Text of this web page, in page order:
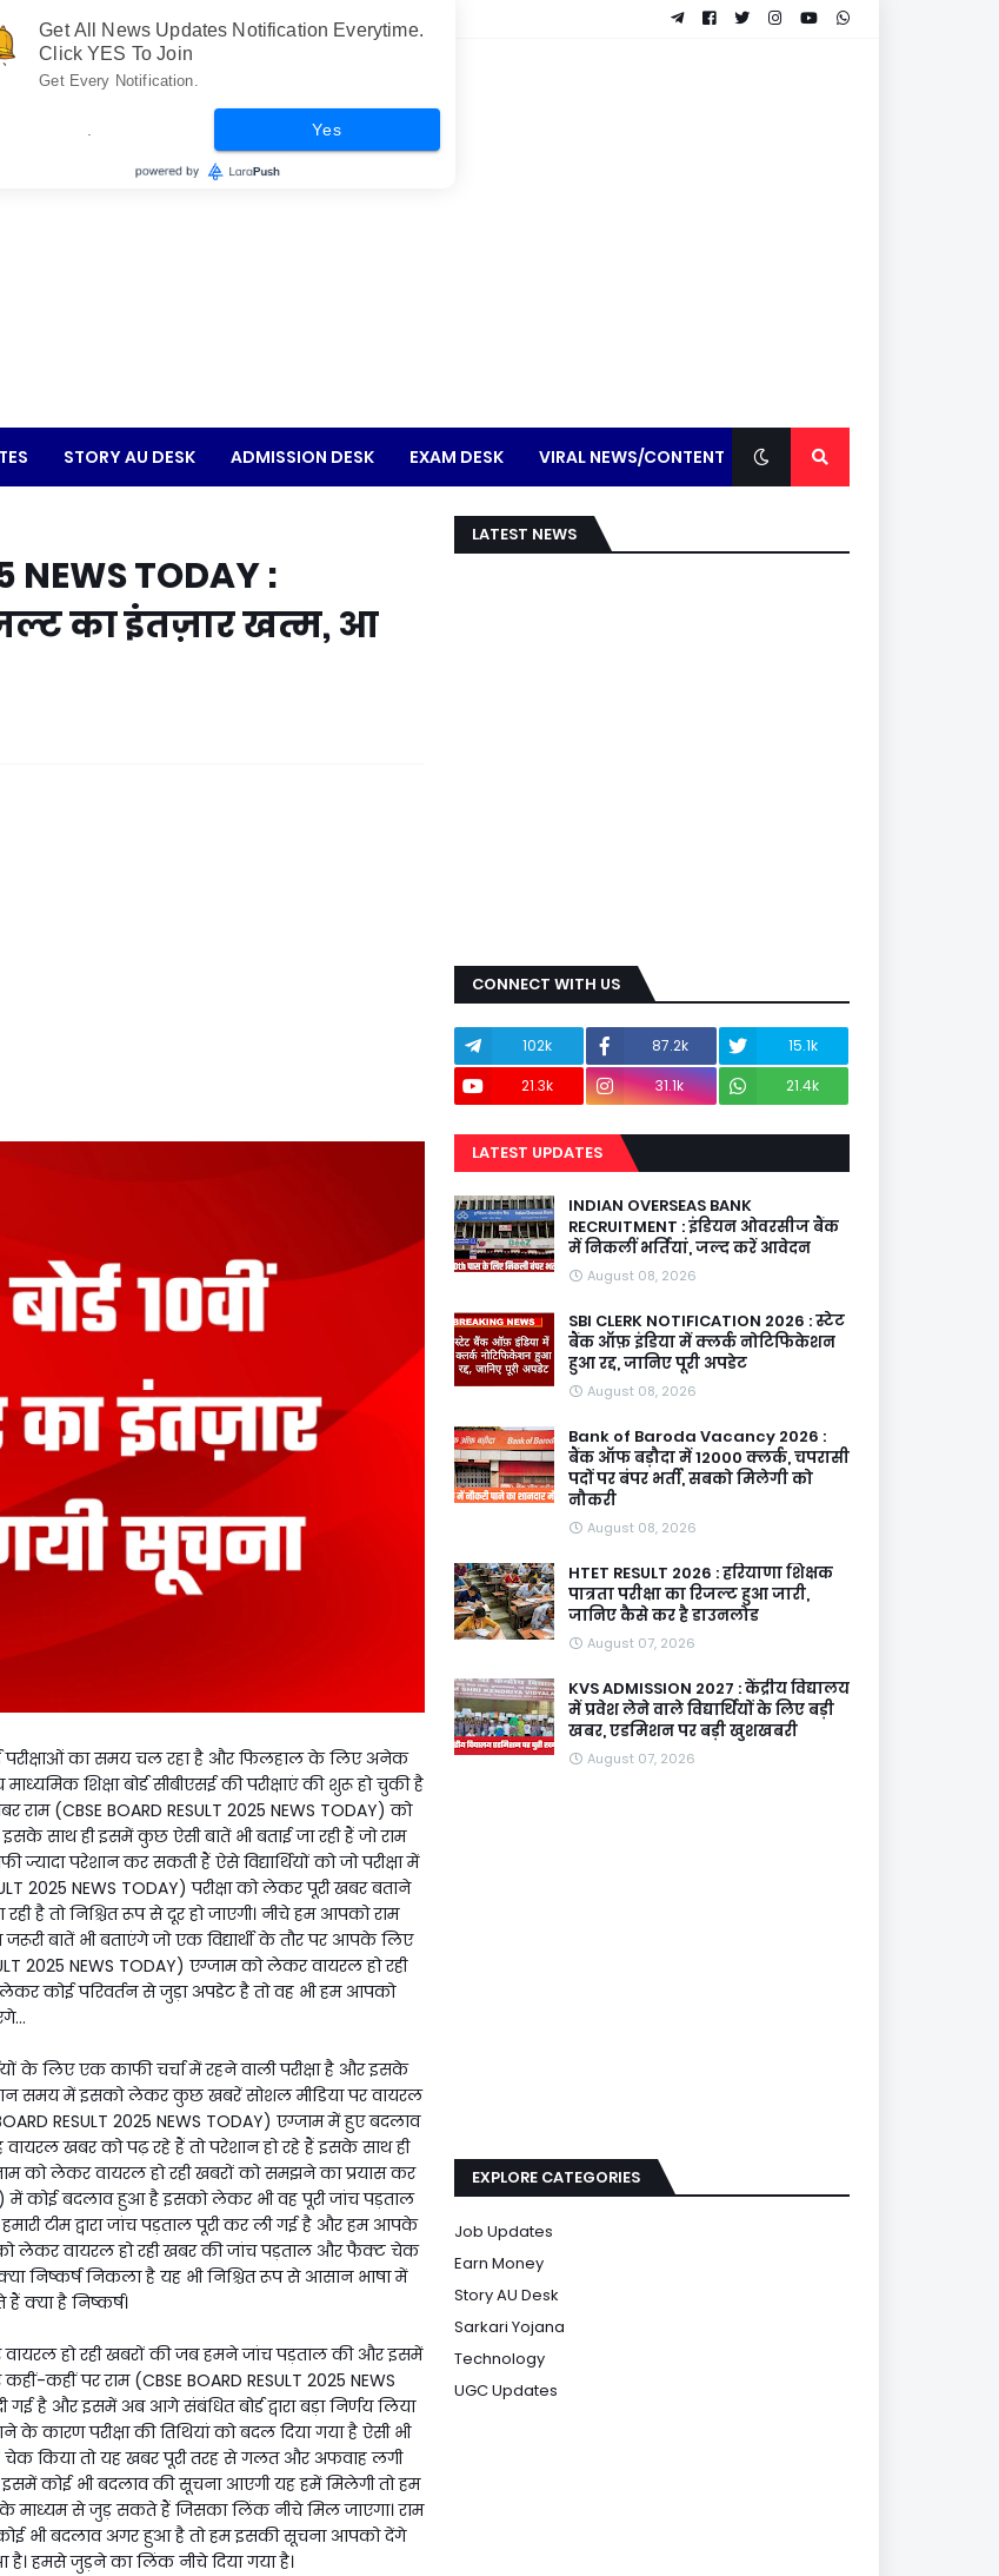
STORY AU DESK ADMISSION DESK EXAM DESK VIRAL NEWS/CONTENT
NEWS TODAY :
का इंतज़ार खत्म, आ
परीक्षाओं का समय चल रहा है और फिलहाल के लिए अनेक
शिक्षा बोर्ड सीबीएसई की परीक्षाएं की शुरू हो चुकी है
(CBSE BOARD RESULT 2025 NEWS TODAY) को
साथ ही इसमें कुछ ऐसी बातें भी बताई जा रही हैं जो राम
परेशान कर सकती हैं ऐसे विद्यार्थियों को जो परीक्षा में
2025 NEWS TODAY) परीक्षा को लेकर पूरी खबर बताने
तो निश्चित रूप से दूर हो जाएगी। नीचे हम आपको राम
जरूरी बातें भी बताएंगे जो एक विद्यार्थी के तौर पर आपके लिए
2025 NEWS TODAY) एग्जाम को लेकर वायरल हो रही
कोई परिवर्तन से जुड़ा अपडेट है तो वह भी हम आपको
के लिए एक काफी चर्चा में रहने वाली परीक्षा है और इसके
समय में इसको लेकर कुछ खबरें सोशल मीडिया पर वायरल
RESULT 2025 NEWS TODAY) एग्जाम में हुए बदलाव
खबर को पढ़ रहे हैं तो परेशान हो रहे हैं इसके साथ ही
को लेकर वायरल हो रही खबरों को समझने का प्रयास कर
में कोई बदलाव हुआ है इसको लेकर भी वह पूरी जांच पड़ताल
टीम द्वारा जांच पड़ताल पूरी कर ली गई है और हम आपके
को लेकर वायरल हो रही खबर की जांच पड़ताल और फैक्ट चेक
निष्कर्ष निकला है यह भी निश्चित रूप से आसान भाषा में
क्या है निष्कर्ष।
वायरल हो रही खबरों की जब हमने जांच पड़ताल की और इसमें
कहीं पर राम (CBSE BOARD RESULT 2025 NEWS
गई है और इसमें अब आगे संबंधित बोर्ड द्वारा बड़ा निर्णय लिया
कारण परीक्षा की तिथियां को बदल दिया गया है ऐसी भी
किया तो यह खबर पूरी तरह से गलत और अफवाह लगी
कोई भी बदलाव की सूचना आएगी यह हमें मिलेगी तो हम
से जुड़ सकते हैं जिसका लिंक नीचे मिल जाएगा। राम
कोई भी बदलाव अगर हुआ है तो हम इसकी सूचना आपको देंगे
हमसे जुड़ने का लिंक नीचे दिया गया है।
LATEST NEWS
CONNECT WITH US
102k 87.2k
15.1k
21.3k
31.1k 21.4k
LATEST UPDATES
INDIAN OVERSEAS BANK
RECRUITMENT : इंडियन ओवरसीज बैंक
में निकलीं भर्तियां, जल्द करें आवेदन
August 08, 2026
SBI CLERK NOTIFICATION 2026 : स्टेट
बैंक ऑफ़ इंडिया में क्लर्क नोटिफिकेशन
हुआ रद्द, जानिए पूरी अपडेट
August 08, 2026
Bank of Baroda Vacancy 2026 :
बैंक ऑफ बड़ौदा में 12000 क्लर्क, चपरासी
पदों पर बंपर भर्ती, सबको मिलेगी को
नौकरी
August 08, 2026
HTET RESULT 2026 : हरियाणा शिक्षक
पात्रता परीक्षा का रिजल्ट हुआ जारी,
जानिए कैसे कर है डाउनलोड
August 07, 2026
KVS ADMISSION 2027 : केंद्रीय विद्यालय
में प्रवेश लेने वाले विद्यार्थियों के लिए बड़ी
खबर, एडमिशन पर बड़ी खुशखबरी
August 07, 2026
EXPLORE CATEGORIES
Job Updates
Earn Money
Story AU Desk
Sarkari Yojana
Technology
UGC Updates
Get All News Updates Notification Everytime.
Click YES To Join
Get Every Notification.
Yes